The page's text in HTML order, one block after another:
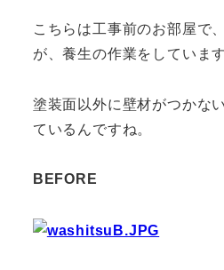
こちらは工事前のお部屋で
が、養生の作業をしています
塗装面以外に壁材がつかな
ているんですね。
BEFORE